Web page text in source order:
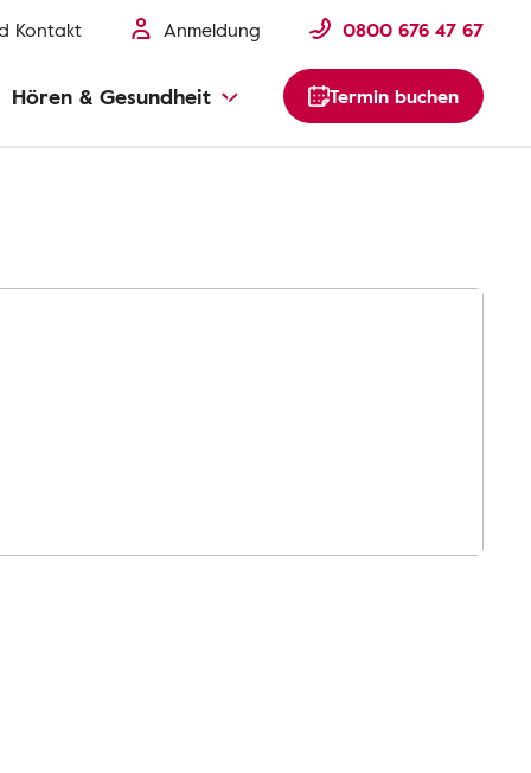
Kontakt Anmeldung 0800 676 47 67
Hören & Gesundheit Termin buchen